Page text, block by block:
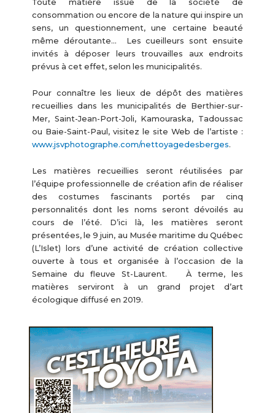
Toute matière issue de la société de
consommation ou encore de la nature qui inspire un
sens, un questionnement, une certaine beauté
même déroutante… Les cueilleurs sont ensuite
invités à déposer leurs trouvailles aux endroits
prévus à cet effet, selon les municipalités.
Pour connaître les lieux de dépôt des matières
recueillies dans les municipalités de Berthier-sur-
Mer, Saint-Jean-Port-Joli, Kamouraska, Tadoussac
ou Baie-Saint-Paul, visitez le site Web de l’artiste :
www.jsvphotographe.com/nettoyagedesberges.
Les matières recueillies seront réutilisées par
l’équipe professionnelle de création afin de réaliser
des costumes fascinants portés par cinq
personnalités dont les noms seront dévoilés au
cours de l’été. D’ici là, les matières seront
présentées, le 9 juin, au Musée maritime du Québec
(L’Islet) lors d’une activité de création collective
ouverte à tous et organisée à l’occasion de la
Semaine du fleuve St-Laurent. À terme, les
matières serviront à un grand projet d’art
écologique diffusé en 2019.